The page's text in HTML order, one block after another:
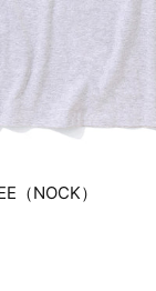
（NOCK）